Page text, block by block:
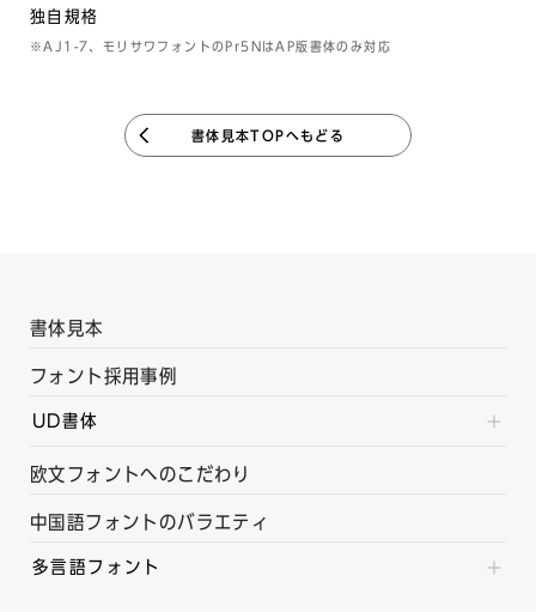
独自規格
※AJ1-7、モリサワフォントのPr5NはAP版書体のみ対応
書体見本TOPへもどる
書体見本
フォント採用事例
UD書体
欧文フォントへのこだわり
中国語フォントのバラエティ
多言語フォント